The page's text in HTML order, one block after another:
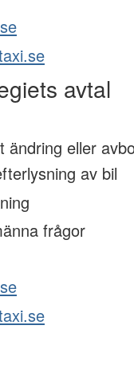
avtal
ändring eller
av bil
frågor